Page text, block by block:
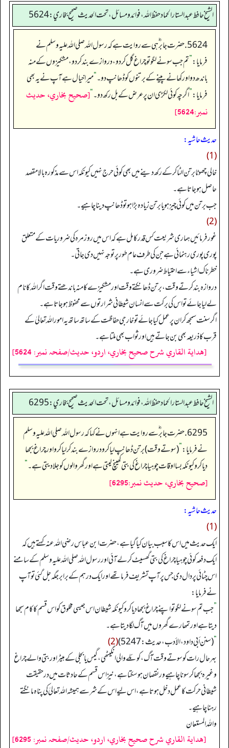
الشيخ حافط عبدالستار الحماد حفظ الله، فوائد و مسائل، تحت الحديث صحيح بخاري:5624
5624. حضرت جابر ؓ ہی سے روایت ہے کہ رسول اللہ صلی اللہ علیہ وسلم نے
فرمایا:”تم جب سونے لگو تو چراغ گل کر دو، دروازے بند کر دو، مشکیزوں کے منہ
باندھ دو اور کھانے پینے کے برتنوں کو ڈھانپ دو۔“میرا خیال ہے آپ نے یہ بھی
فرمایا:”اگرچہ کوئی لکڑی ان پر عرض کے بل رکھ دو۔“[صحيح بخاري، حديث
نمبر:5624]
حدیث حاشیہ:
(1)
خالی چھوٹا برتن الٹا کر کے رکھ دینے میں بھی کوئی حرج نہیں کیونکہ اس سے مذکورہ بالا مقصد
حاصل ہو جاتا ہے۔
جب برتن میں کوئی چیز ہو یا برتن زیادہ بڑا ہو تو ڈھانپ دینا چاہیے۔
(2)
غور فرمائیں ہماری شریعت کس قدر کامل ہے کہ اس میں روزمرہ کی ضروریات کے متعلق
پوری پوری رہنمائی ہے جن کی طرف عام طور پر توجہ نہیں دی جاتی۔
خطرناک اشیاء سے احتیاط ضروری ہے۔
دروازہ بند کرتے وقت، برتن ڈھانکتے وقت اور مشکیزے کا منہ باندھتے وقت اگر اللہ کا نام
لے لیا جائے تو اس کی برکت سے انسان شیطانی شرارتوں سے محفوظ ہو جاتا ہے۔
اگر سنت سمجھ کر ان پر عمل کیا جائے تو خارجی حفاظت کے ساتھ ساتھ یہ امور اللہ تعالیٰ کے
قرب کا ذریعہ بھی بن جاتے ہیں اور ثواب بھی ملتا ہے۔
[هداية القاري شرح صحيح بخاري، اردو، حدیث/صفحہ نمبر: 5624]
الشيخ حافط عبدالستار الحماد حفظ الله، فوائد و مسائل، تحت الحديث صحيح بخاري:6295
6295. حضرت جابر ؓ سے روایت ہے انہوں نے کہا کہ رسول اللہ صلی اللہ علیہ وسلم
نے فرمایا:”(سوتےوقت) برتن ڈھانپ لیا کرو دروازے بند کر لیا کرو اور چراغ بجھا
دیا کرو کیونکہ بسا اوقات چوہیا چراغ کی بتی کھینچ لیتی ہے اور گھر والوں کو جلا دیتی ہے۔“
[صحيح بخاري، حديث نمبر:6295]
حدیث حاشیہ:
(1)
ایک حدیث میں اس کا سبب بیان کیا گیا ہے، حضرت ابن عباس رضی اللہ عنہ کہتے ہیں کہ
ایک دفعہ کوئی چوہیا چراغ کی بتی گھسیٹ کر لے آئی اور رسول اللہ صلی اللہ علیہ وسلم کے سامنے
اس چٹائی پر دال دی جس پر آپ تشریف فرما تھے اور ایک درہم کے برابر جگہ جل گئی تو آپ
نے فرمایا:
”جب تم سونے لگو تو اپنے چراغ بجھا دیا کرو کیونکہ شیطان اس جیسی مخلوق کو اس قسم کا کام سجھا
دیتا ہے اور تمھارے گھروں میں آگ لگادیتا ہے۔
“(سنن أبي داود، الأدب، حدیث: 5247)
(2)
بہرحال رات کو سوتے وقت آگ، کوئلے والی انگیٹھی، گیس یا بجلی کے ہیٹر اور بتی والے چراغ
وغیرہ بجھا کر سونا چاہیے ور نقصان ہوسکتا ہے، نیز اس قسم کے حادثات میں درحقیقت
شیطانی حرکت کا عمل دخل ہوتا ہے، اس لیے اس کے شر سے ہمیشہ اللہ تعالیٰ کی پناہ مانگتے
رہنا چاہیے۔
واللہ المستعان
[هداية القاري شرح صحيح بخاري، اردو، حدیث/صفحہ نمبر: 6295]